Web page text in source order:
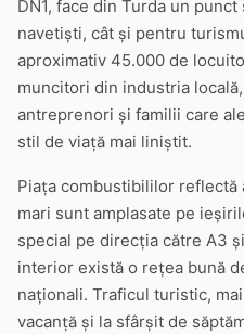
DN1, face din Turda un
navetiști, cât și pentru
aproximativ 45.000 de
muncitori din industria
antreprenori și familii care
stil de viață mai liniștit.
Piața combustibililor reflectă
mari sunt amplasate pe
special pe direcția către A3
interior există o rețea bună
naționali. Traficul turistic,
vacanță și la sfârșit de